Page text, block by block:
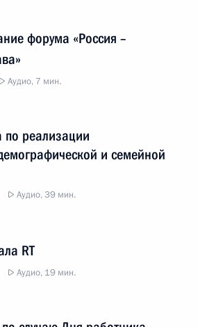
форума «Россия –
Аудио, 7 мин.
по реализации
и семейной
Аудио, 39 мин.
RT
Аудио, 19 мин.